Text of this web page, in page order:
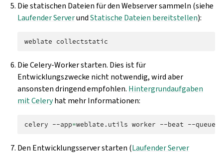
Die statischen Dateien für den Webserver sammeln (siehe
Laufender ServerundStatische Dateien bereitstellen):
weblate
Die Celery-Worker starten. Dies ist für
Entwicklungszwecke nicht notwendig, wird aber
ansonsten dringend empfohlen. Hintergrundaufgaben
mit Celeryhat mehr Informationen:
celery --app=weblate.utils worker --beat --queues
Den Entwicklungsserver starten (Laufender Server